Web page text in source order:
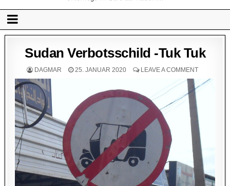
Sudan Verbotsschild -Tuk Tuk
DAGMAR 25. JANUAR 2020 LEAVE A COMMENT